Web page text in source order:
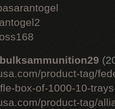
bulksammunition29
product-tag/
box-of-1000-10-
product-tag/